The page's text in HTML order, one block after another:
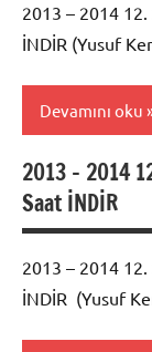
Yıllık
Planları
2013 – 2014 12.
İNDİR (Yusuf
Devamını oku
2017 -
2018
Edebiyat
Dil ve
Anlatım
Yıllık
Planları
2013 – 2014
Saat İNDİR
2013 – 2014 12.
İNDİR (Yusuf